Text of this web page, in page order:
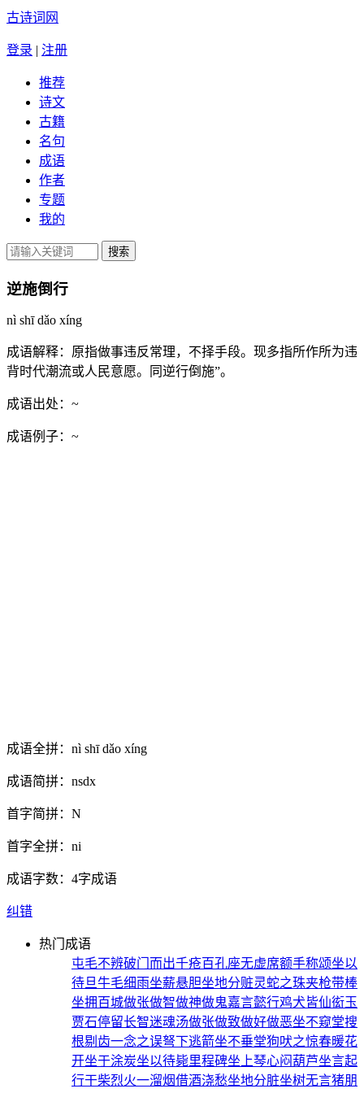
古诗词网
登录 | 注册
推荐
诗文
古籍
名句
成语
作者
专题
我的
逆施倒行
nì shī dǎo xíng
成语解释： 原指做事违反常理，不择手段。现多指所作所为违
背时代潮流或人民意愿。同逆行倒施”。
成语出处： ~
成语例子： ~
成语全拼： nì shī dǎo xíng
成语简拼： nsdx
首字简拼： N
首字全拼： ni
成语字数： 4字成语
纠错
热门成语
屯毛不辨破门而出千疮百孔座无虚席额手称颂坐以
待旦牛毛细雨坐薪悬胆坐地分赃灵蛇之珠夹枪带棒
坐拥百城做张做智做神做鬼嘉言懿行鸡犬皆仙衒玉
贾石停留长智迷魂汤做张做致做好做恶坐不窥堂搜
根剔齿一念之误弩下逃箭坐不垂堂狗吠之惊春暖花
开坐于涂炭坐以待毙里程碑坐上琴心闷葫芦坐言起
行干柴烈火一溜烟借酒浇愁坐地分脏坐树无言猪朋